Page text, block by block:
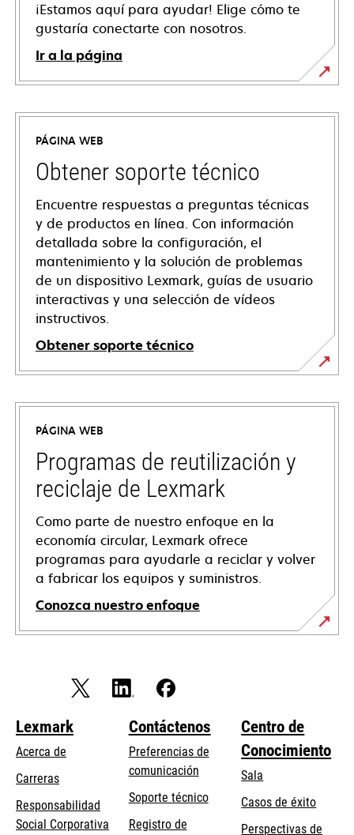
¡Estamos aquí para ayudar! Elige cómo te
gustaría conectarte con nosotros.
Ir a la página
PÁGINA WEB
Obtener soporte técnico
Encuentre respuestas a preguntas técnicas
y de productos en línea. Con información
detallada sobre la configuración, el
mantenimiento y la solución de problemas
de un dispositivo Lexmark, guías de usuario
interactivas y una selección de vídeos
instructivos.
Obtener soporte técnico
se
abre
una
pestaña
nueva
PÁGINA WEB
Programas de reutilización y
reciclaje de Lexmark
Como parte de nuestro enfoque en la
economía circular, Lexmark ofrece
programas para ayudarle a reciclar y volver
a fabricar los equipos y suministros.
Conozca nuestro enfoque
Lexmark
Acerca de
Carreras
Responsabilidad
Social Corporativa
Contáctenos
Preferencias de
comunicación
Soporte técnicose
Registro de
Centro de
Conocimiento
Sala
Casos de éxito
Perspectivas de